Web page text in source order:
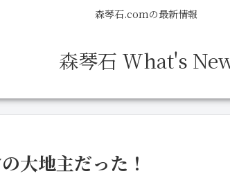
森琴石.comの最新情報
森琴石 What's
大地主だった！